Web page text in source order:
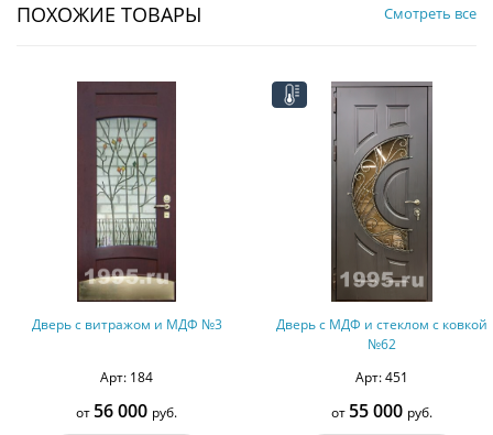
ПОХОЖИЕ ТОВАРЫ Смотреть все
Дверь с витражом и МДФ №3
Арт: 184
от 56 000 руб.
Дверь с МДФ и стеклом с ковкой
№62
Арт: 451
от 55 000 руб.